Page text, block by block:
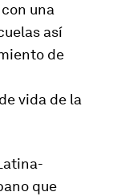
una
así
de
vida de la
que